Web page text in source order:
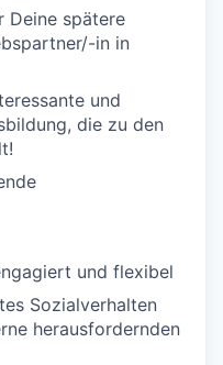
Deine spätere
in in
und
die zu den
und flexibel
Sozialverhalten
herausfordernden